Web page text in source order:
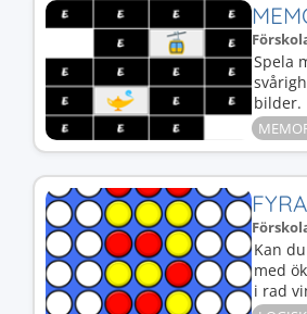
Spela
bilder.
Kan
med
i rad